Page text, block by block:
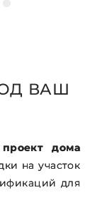
ВАШ
дома
на участок
для